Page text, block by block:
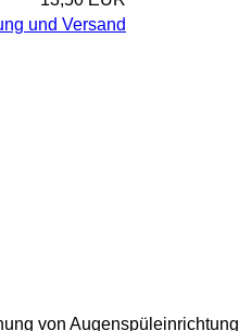
und Versand
von